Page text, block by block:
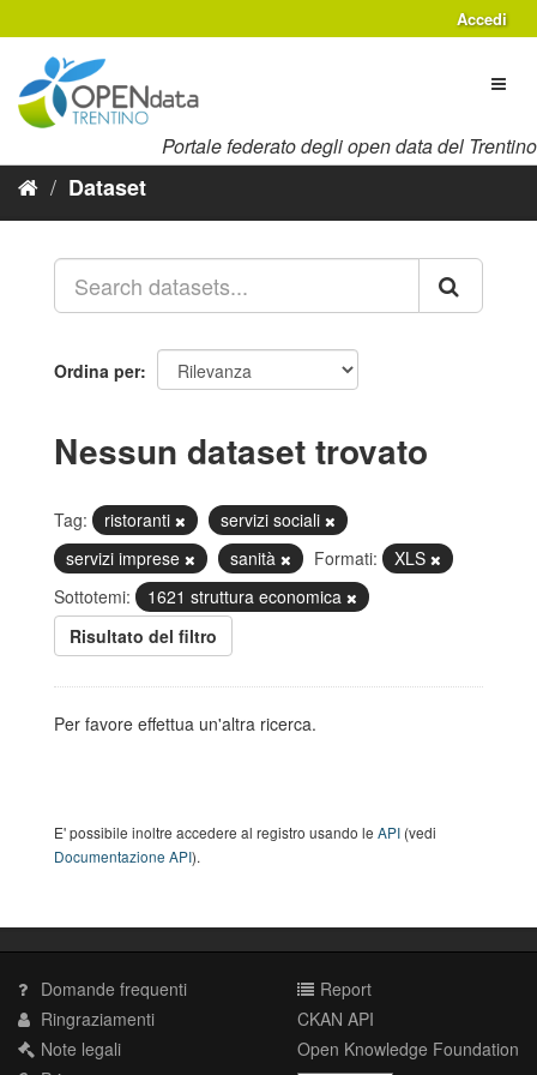
al
contenuto
Accedi
Portale federato degli open data del Trentino
Dataset
Ordina per
Nessun dataset trovato
Tag: ristoranti
servizi sociali
servizi imprese
sanità Formati:
XLS
Sottotemi:
1621 struttura economica
Risultato del filtro
Per favore effettua un'altra ricerca.
E' possibile inoltre accedere al registro usando le API (vedi
Documentazione API).
Domande frequenti
Ringraziamenti
Note legali
Report
CKAN API
Open Knowledge Foundation